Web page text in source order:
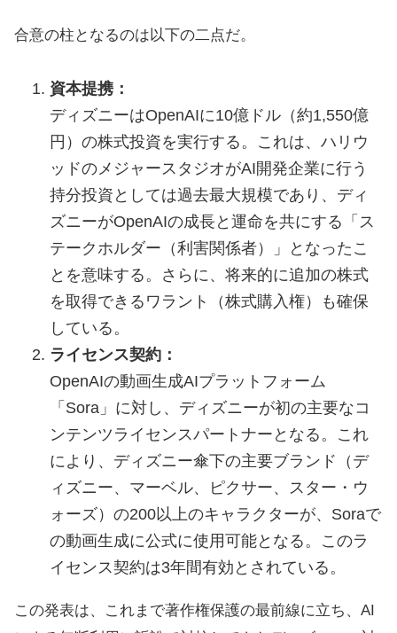
合意の柱となるのは以下の二点だ。
資本提携：
ディズニーはOpenAIに10億ドル（約1,550億
円）の株式投資を実行する。これは、ハリウ
ッドのメジャースタジオがAI開発企業に行う
持分投資としては過去最大規模であり、ディ
ズニーがOpenAIの成長と運命を共にする「ス
テークホルダー（利害関係者）」となったこ
とを意味する。さらに、将来的に追加の株式
を取得できるワラント（株式購入権）も確保
している。
ライセンス契約：
OpenAIの動画生成AIプラットフォーム
「Sora」に対し、ディズニーが初の主要なコ
ンテンツライセンスパートナーとなる。これ
により、ディズニー傘下の主要ブランド（デ
ィズニー、マーベル、ピクサー、スター・ウ
ォーズ）の200以上のキャラクターが、Soraで
の動画生成に公式に使用可能となる。このラ
イセンス契約は3年間有効とされている。
この発表は、これまで著作権保護の最前線に立ち、AI